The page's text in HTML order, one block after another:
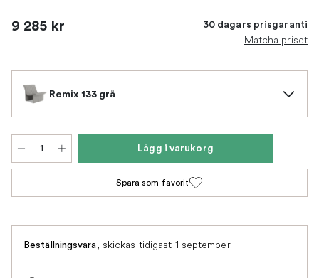
9 285 kr 30 dagars prisgaranti
Matcha priset
Remix 133 grå
Lägg i varukorg
Spara som favorit
Beställningsvara, skickas tidigast 1 september